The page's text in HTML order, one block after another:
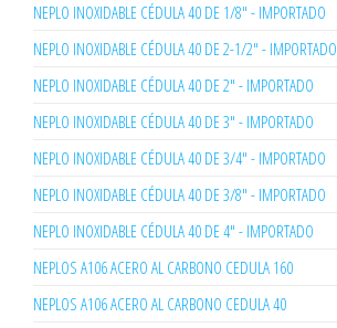
NEPLO INOXIDABLE CÉDULA 40 DE 1/8" - IMPORTADO
NEPLO INOXIDABLE CÉDULA 40 DE 2-1/2" - IMPORTADO
NEPLO INOXIDABLE CÉDULA 40 DE 2" - IMPORTADO
NEPLO INOXIDABLE CÉDULA 40 DE 3" - IMPORTADO
NEPLO INOXIDABLE CÉDULA 40 DE 3/4" - IMPORTADO
NEPLO INOXIDABLE CÉDULA 40 DE 3/8" - IMPORTADO
NEPLO INOXIDABLE CÉDULA 40 DE 4" - IMPORTADO
NEPLOS A106 ACERO AL CARBONO CEDULA 160
NEPLOS A106 ACERO AL CARBONO CEDULA 40